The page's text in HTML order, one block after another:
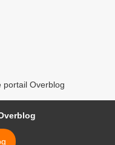
portail Overblog